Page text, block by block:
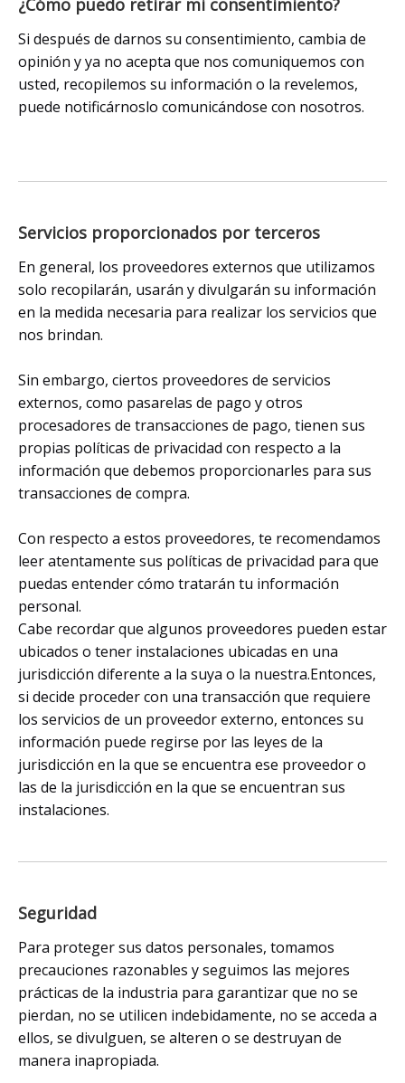
Si después de darnos su consentimiento, cambia de
opinión y ya no acepta que nos comuniquemos con
usted, recopilemos su información o la revelemos,
puede notificárnoslo comunicándose con nosotros.
Servicios proporcionados por terceros
En general, los proveedores externos que utilizamos
solo recopilarán, usarán y divulgarán su información
en la medida necesaria para realizar los servicios que
nos brindan.
Sin embargo, ciertos proveedores de servicios
externos, como pasarelas de pago y otros
procesadores de transacciones de pago, tienen sus
propias políticas de privacidad con respecto a la
información que debemos proporcionarles para sus
transacciones de compra.
Con respecto a estos proveedores, te recomendamos
leer atentamente sus políticas de privacidad para que
puedas entender cómo tratarán tu información
personal.
Cabe recordar que algunos proveedores pueden estar
ubicados o tener instalaciones ubicadas en una
jurisdicción diferente a la suya o la nuestra.Entonces,
si decide proceder con una transacción que requiere
los servicios de un proveedor externo, entonces su
información puede regirse por las leyes de la
jurisdicción en la que se encuentra ese proveedor o
las de la jurisdicción en la que se encuentran sus
instalaciones.
Seguridad
Para proteger sus datos personales, tomamos
precauciones razonables y seguimos las mejores
prácticas de la industria para garantizar que no se
pierdan, no se utilicen indebidamente, no se acceda a
ellos, se divulguen, se alteren o se destruyan de
manera inapropiada.